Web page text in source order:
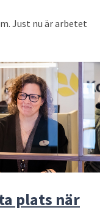
Just nu är arbetet
plats när